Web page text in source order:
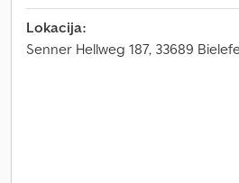
Lokacija:
Senner Hellweg 187, 33689